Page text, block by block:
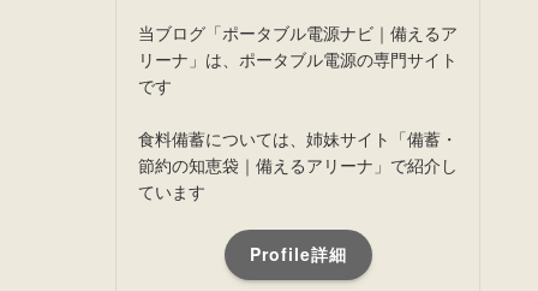
当ブログ「ポータブル電源ナビ｜備えるア
リーナ」は、ポータブル電源の専門サイト
です
食料備蓄については、姉妹サイト「備蓄・
節約の知恵袋｜備えるアリーナ」で紹介し
ています
Profile詳細